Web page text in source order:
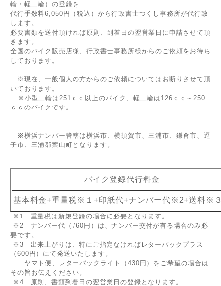
輪・軽二輪）の登録を
代行手数料6,050円（税込）から行政書士つくし事務所が代行致
します。
必要書類を送付頂ければ原則、到着日の翌営業日に申請させて頂
きます。
全国のバイク販売店様、行政書士事務所様からのご依頼をお待ち
しております。
※現在、一般個人の方からのご依頼についてはお断りさせて頂
いております。
※小型二輪は251ｃｃ以上のバイク、軽二輪は126ｃｃ～250
ｃｃのバイクです。
※横浜ナンバー管轄は横浜市、横須賀市、三浦市、鎌倉市、逗
子市、三浦郡葉山町となります。
バイク登録代行料金
基本料金+重量税※１+印紙代+ナンバー代※2+送料
※1 重量税は新規登録の場合に必要となります。
※2 ナンバー代（760円）は、ナンバー交付が有る場合のみ必
要です。
※3 出来上がりは、特にご指定なければレターパックプラス
（600円）にて発送いたします。
ヤマト便、レターパックライト（430円）をご希望の場合は
その旨お伝えください。
※4 原則、書類到着日の翌営業日の登録となります。